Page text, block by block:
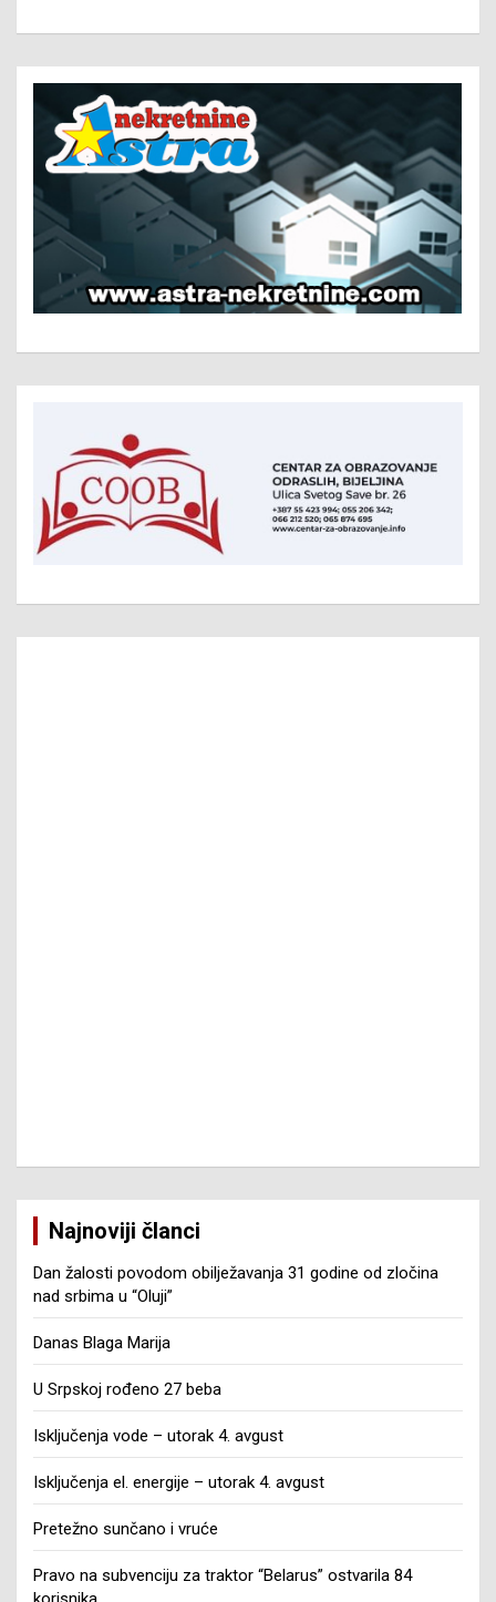
Najnoviji članci
Dan žalosti povodom obilježavanja 31 godine od zločina
nad srbima u “Oluji”
Danas Blaga Marija
U Srpskoj rođeno 27 beba
Isključenja vode – utorak 4. avgust
Isključenja el. energije – utorak 4. avgust
Pretežno sunčano i vruće
Pravo na subvenciju za traktor “Belarus” ostvarila 84